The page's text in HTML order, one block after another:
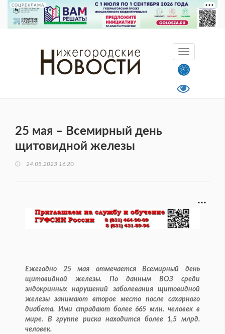
СОЦРЕКЛАМА
25 мая – Всемирный день
щитовидной железы
24.05.2023 16:20
Ежегодно 25 мая отмечается Всемирный день
щитовидной железы. По данным ВОЗ среди
эндокринных нарушений заболевания щитовидной
железы занимают второе место после сахарного
диабета. Ими страдают более 665 млн. человек в
мире. В группе риска находится более 1,5 млрд.
человек.